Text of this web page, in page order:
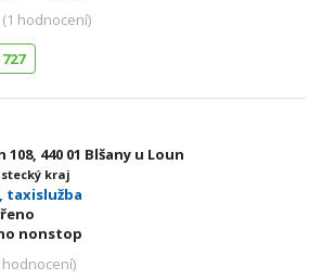
(1 hodnocení)
108, 440 01 Blšany u Loun
kraj
taxislužba
nonstop
hodnocení)